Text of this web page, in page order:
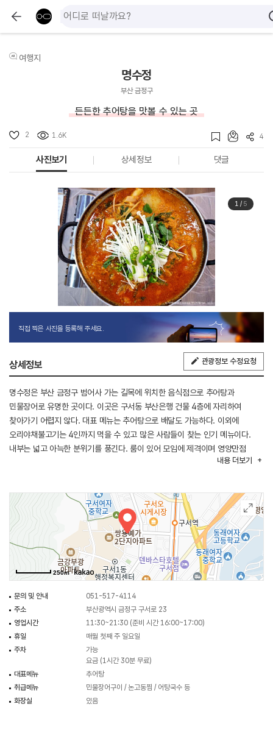
여행지
명수정
부산 금정구
든든한 추어탕을 맛볼 수 있는 곳
2 1.6K 4
사진보기 상세정보 댓글
1/ 5
직접 찍은 사진을 등록해 주세요.
상세정보 관광정보 수정요청
명수정은 부산 금정구 범어사 가는 길목에 위치한 음식점으로 추어탕과
민물장어로 유명한 곳이다. 이곳은 구서동 부산은행 건물 4층에 자리하여
찾아가기 어렵지 않다. 대표 메뉴는 추어탕으로 배달도 가능하다. 이외에
오리야채불고기는 4인까지 먹을 수 있고 많은 사람들이 찾는 인기 메뉴이다.
내부는 넓고 아늑한 분위기를 풍긴다. 룸이 있어 모임에 제격이며 영양만점
내용 더보기
250m
문의 및 안내
051-517-4114
주소
부산광역시 금정구 구서로 23
영업시간
11:30~21:30 (준비 시간 16:00~17:00)
휴일
매월 첫째 주 일요일
주차
가능
요금 (1시간 30분 무료)
대표메뉴
추어탕
취급메뉴
민물장어구이 / 논고동찜 / 어탕국수 등
화장실
있음